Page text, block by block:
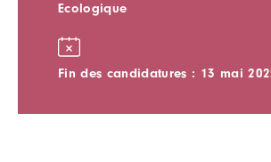
Ecologique
Fin des candidatures : 13 mai